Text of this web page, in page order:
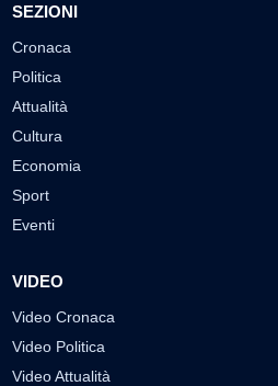
SEZIONI
Cronaca
Politica
Attualità
Cultura
Economia
Sport
Eventi
VIDEO
Video Cronaca
Video Politica
Video Attualità